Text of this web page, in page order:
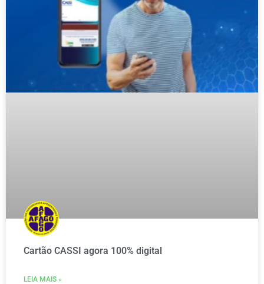
Cartão CASSI agora 100% digital
LEIA MAIS »